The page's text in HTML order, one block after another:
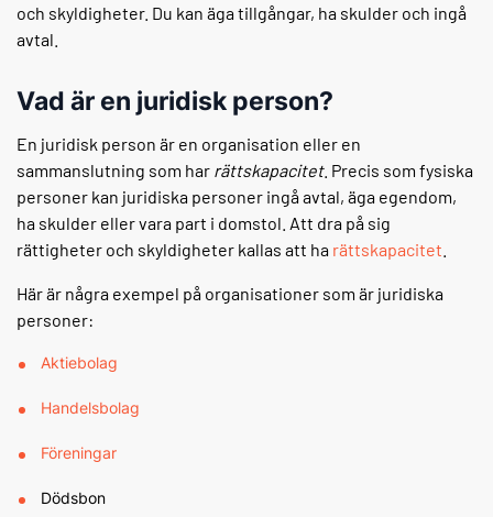
och skyldigheter. Du kan äga tillgångar, ha skulder och ingå
avtal.
Vad är en juridisk person?
En juridisk person är en organisation eller en
sammanslutning som har rättskapacitet. Precis som fysiska
personer kan juridiska personer ingå avtal, äga egendom,
ha skulder eller vara part i domstol. Att dra på sig
rättigheter och skyldigheter kallas att ha rättskapacitet
Här är några exempel på organisationer som är juridiska
personer:
Aktiebolag
Handelsbolag
Föreningar
Dödsbon